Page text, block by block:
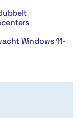
Windows 11-